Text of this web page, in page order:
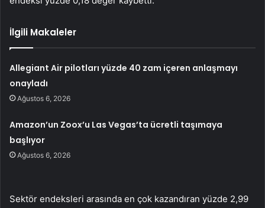
İlgili Makaleler
Allegiant Air pilotları yüzde 40 zam içeren anlaşmayı
onayladı
Ağustos 6, 2026
Amazon’un Zoox’u Las Vegas’ta ücretli taşımaya
başlıyor
Ağustos 6, 2026
Sektör endeksleri arasında en çok kazandıran yüzde 2,99